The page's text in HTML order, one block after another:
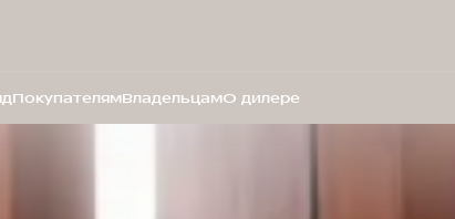
ПокупателямВладельцамО дилере